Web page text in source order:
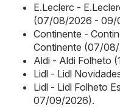
E.Leclerc -
(07/08/2026 - 09/
Continente -
Continente (07/
Aldi - Aldi Folheto
Lidl - Lidl
Lidl - Lidl Folheto
07/09/2026).